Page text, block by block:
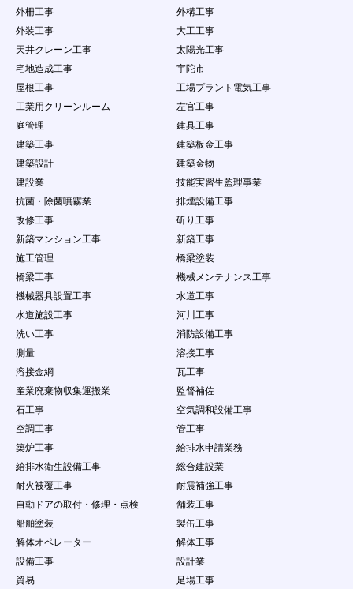
４．会員は、問合せ量が少ないことを理由として事務
局に対して、何らの請求権を有しないこととしま
す。
５．会員は、本条で定める行為において当社に損害を
を請求できる権利を有することを認めます。
第12条 禁止事項
会員の本サービスの利用にあたって、当社は以下の
行為を禁止します。会員がこれらの禁止行為を行っ
た場合、会員に通知することなく、当社は該当する
内容のデータを削除することができ、また、禁止行
とができるものとします。ただし、当社は、当該デ
ータ等を掲載停止又は削除する義務を負うものでは
なく、データの削除及び利用制限等の処分につきま
しては当社の説明の義務を負わないものとします。
（２）
法律・規則・条例等の制定法に反する行為
（３）
第三者の個人情報を公開する行為
（４）
公序良俗に反する行為やコンテンツ閲覧者に
（５）
会員以外の自然人・法人・団体・組織等の第
（６）
虚偽の情報をコンテンツに掲載し、コンテン
ツ閲覧者を欺く行為
三者の名誉や社会的信用を棄損したり、不快
感や精神的な損害を与える行為
（８）
コンテンツ閲覧者を含む会員以外の自然人・
法人・団体・組織等の第三者の個人情報の収
（９）
本サービスで得た情報を、本サービスの利用
目的の範囲を超えて第三者に譲渡すること、
又は営業を目的とした情報提供活動をするこ
と（営利を目的とした情報提供等の行為）
（１１）
会員ＩＤ・パスワードを故意に第三者に公開
外柵工事
外構工事
外装工事
大工工事
天井クレーン工事
太陽光工事
宅地造成工事
宇陀市
屋根工事
工場プラント電気工事
工業用クリーンルーム
左官工事
庭管理
建具工事
建築工事
建築板金工事
建築設計
建築金物
建設業
技能実習生監理事業
抗菌・除菌噴霧業
排煙設備工事
改修工事
斫り工事
新築マンション工事
新築工事
施工管理
橋梁塗装
橋梁工事
機械メンテナンス工事
機械器具設置工事
水道工事
水道施設工事
河川工事
洗い工事
消防設備工事
測量
溶接工事
溶接金網
瓦工事
産業廃棄物収集運搬業
監督補佐
石工事
空気調和設備工事
空調工事
管工事
築炉工事
給排水申請業務
給排水衛生設備工事
総合建設業
耐火被覆工事
耐震補強工事
自動ドアの取付・修理・点検
舗装工事
船舶塗装
製缶工事
解体オペレーター
解体工事
設備工事
設計業
貿易
足場工事